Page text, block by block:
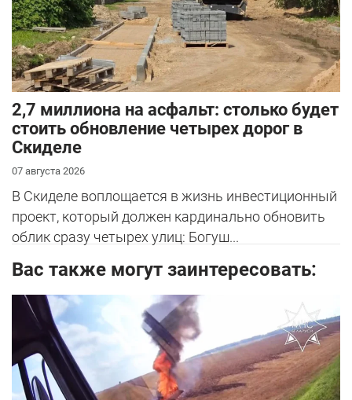
2,7 миллиона на асфальт: столько будет
стоить обновление четырех дорог в
Скиделе
07 августа 2026
В Скиделе воплощается в жизнь инвестиционный
проект, который должен кардинально обновить
облик сразу четырех улиц: Богуш...
Вас также могут заинтересовать: